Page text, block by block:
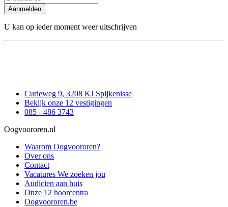
Aanmelden
U kan op ieder moment weer uitschrijven
Curieweg 9, 3208 KJ Spijkenisse
Bekijk onze 12 vestigingen
085 - 486 3743
Oogvoororen.nl
Waarom Oogvoororen?
Over ons
Contact
Vacatures We zoeken jou
Audicien aan huis
Onze 12 hoorcentra
Oogvoororen.be